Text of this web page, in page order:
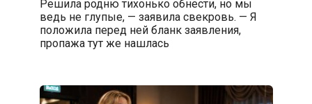
Решила родню тихонько обнести, но мы
ведь не глупые, — заявила свекровь. — Я
положила перед ней бланк заявления,
пропажа тут же нашлась